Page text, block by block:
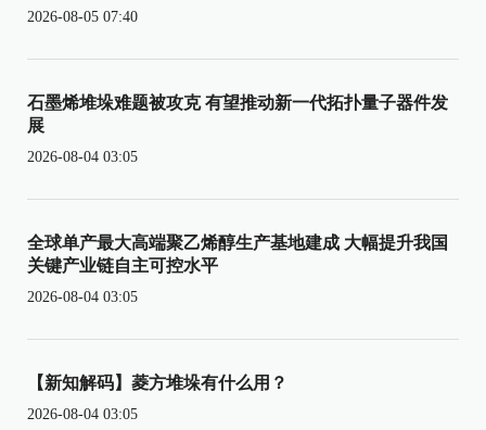
2026-08-05 07:40
石墨烯堆垛难题被攻克 有望推动新一代拓扑量子器件发
展
2026-08-04 03:05
全球单产最大高端聚乙烯醇生产基地建成 大幅提升我国
关键产业链自主可控水平
2026-08-04 03:05
【新知解码】菱方堆垛有什么用？
2026-08-04 03:05